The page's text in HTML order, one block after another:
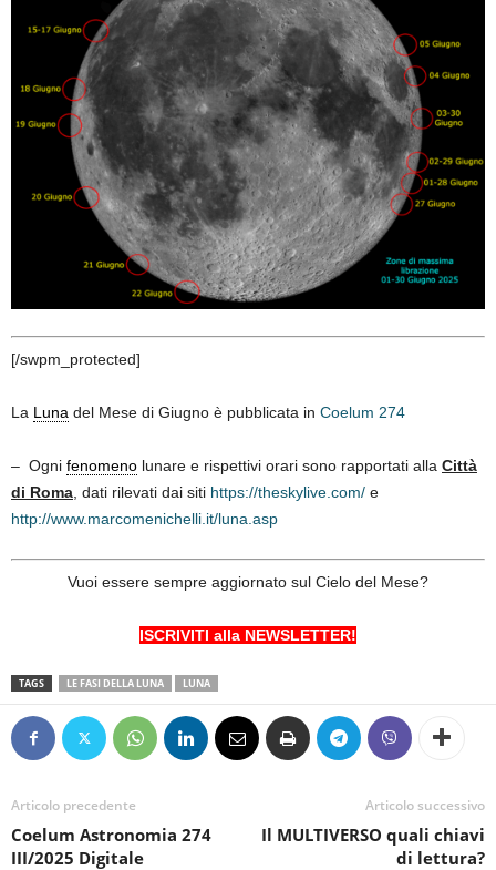
[/swpm_protected]
La Luna del Mese di Giugno è pubblicata in Coelum 274
– Ogni fenomeno lunare e rispettivi orari sono rapportati alla Città
di Roma , dati rilevati dai siti https://theskylive.com/ e
http://www.marcomenichelli.it/luna.asp
Vuoi essere sempre aggiornato sul Cielo del Mese?
ISCRIVITI alla NEWSLETTER!
TAGS LE FASI DELLA LUNA LUNA
Articolo precedente
Coelum Astronomia 274
III/2025 Digitale
Articolo successivo
Il MULTIVERSO quali chiavi
di lettura?